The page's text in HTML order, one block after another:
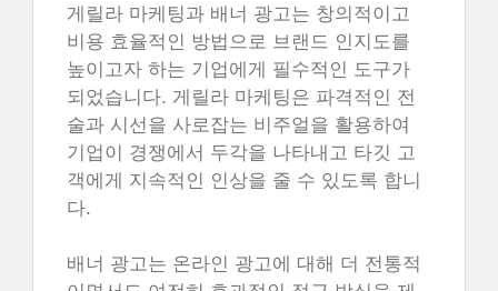
게릴라 마케팅과 배너 광고는 창의적이고
비용 효율적인 방법으로 브랜드 인지도를
높이고자 하는 기업에게 필수적인 도구가
되었습니다. 게릴라 마케팅은 파격적인 전
술과 시선을 사로잡는 비주얼을 활용하여
기업이 경쟁에서 두각을 나타내고 타깃 고
객에게 지속적인 인상을 줄 수 있도록 합니
다.
배너 광고는 온라인 광고에 대해 더 전통적